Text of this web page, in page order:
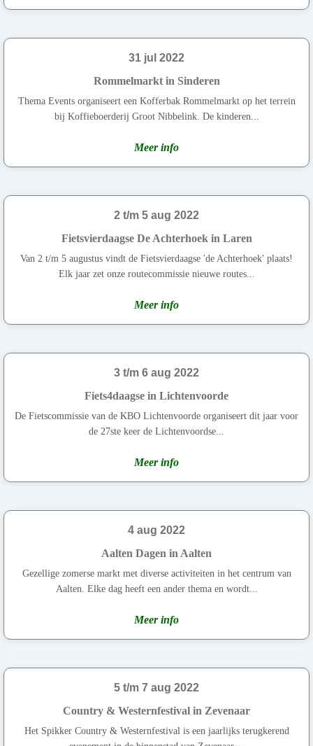
31 jul 2022
Rommelmarkt in Sinderen
Thema Events organiseert een Kofferbak Rommelmarkt op het terrein
bij Koffieboerderij Groot Nibbelink. De kinderen...
Meer info
2 t/m 5 aug 2022
Fietsvierdaagse De Achterhoek in Laren
Van 2 t/m 5 augustus vindt de Fietsvierdaagse 'de Achterhoek' plaats!
Elk jaar zet onze routecommissie nieuwe routes...
Meer info
3 t/m 6 aug 2022
Fiets4daagse in Lichtenvoorde
De Fietscommissie van de KBO Lichtenvoorde organiseert dit jaar voor
de 27ste keer de Lichtenvoordse...
Meer info
4 aug 2022
Aalten Dagen in Aalten
Gezellige zomerse markt met diverse activiteiten in het centrum van
Aalten. Elke dag heeft een ander thema en wordt...
Meer info
5 t/m 7 aug 2022
Country & Westernfestival in Zevenaar
Het Spikker Country & Westernfestival is een jaarlijks terugkerend